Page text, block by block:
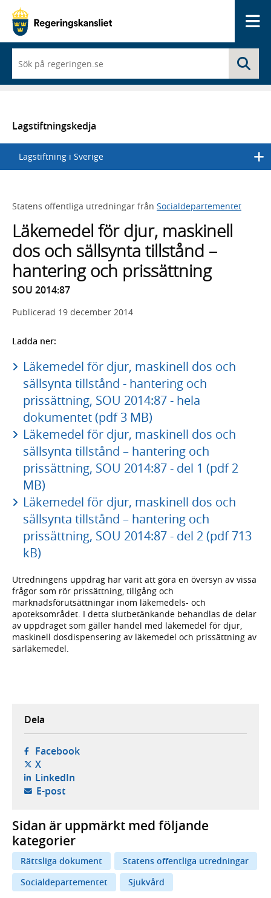
du
börjar
skriva
en
lista
med
sökförslag
Lagstiftningskedja
Lagstiftning i Sverige
Statens offentliga utredningar från Socialdepartementet
Läkemedel för djur, maskinell
dos och sällsynta tillstånd –
hantering och prissättning
SOU 2014:87
Publicerad 19 december 2014
Ladda ner:
Läkemedel för djur, maskinell dos och
sällsynta tillstånd - hantering och
prissättning, SOU 2014:87 - hela
dokumentet (pdf 3 MB)
Läkemedel för djur, maskinell dos och
sällsynta tillstånd – hantering och
prissättning, SOU 2014:87 - del 1 (pdf 2
MB)
Läkemedel för djur, maskinell dos och
sällsynta tillstånd – hantering och
prissättning, SOU 2014:87 - del 2 (pdf 713
kB)
Utredningens uppdrag har varit att göra en översyn av vissa
frågor som rör prissättning, tillgång och
marknadsförutsättningar inom läkemedels- och
apoteksområdet. I detta slutbetänkande behandlas de delar
av uppdraget som gäller handel med läkemedel för djur,
maskinell dosdispensering av läkemedel och prissättning av
särläkemedel.
Dela
Facebook- öppnas i ny flik, extern webbplats,
X- öppnas i ny flik, extern webbplats,
LinkedIn- öppnas i ny flik, extern webbplats,
E-post- öppnar din e-postklient,
Sidan är uppmärkt med följande
kategorier
Rättsliga dokument
Statens offentliga utredningar
Socialdepartementet
Sjukvård